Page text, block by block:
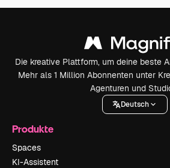
Die kreative Plattform, um deine beste
Mehr als 1 Million Abonnenten unter
Agenturen und
Deutsch
Produkte
Spaces
KI-Assistent